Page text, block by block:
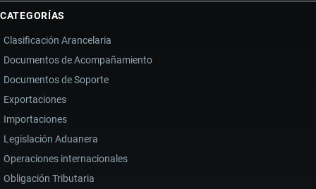
CATEGORÍAS
Clasificación Arancelaria
Documentos de Acompañamiento
Documentos de Soporte
Exportaciones
Importaciones
Legislación Aduanera
Operaciones internacionales
Obligación Tributaria